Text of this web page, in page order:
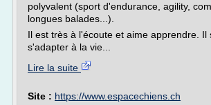
polyvalent (sport d'endurance, agility,
longues balades...).
Il est très à l'écoute et aime apprendre. Il
s'adapter à la vie...
Lire la suite
Site : https://www.espacechiens.ch